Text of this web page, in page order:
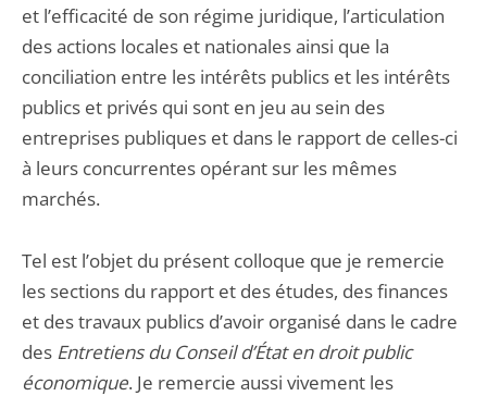
et l’efficacité de son régime juridique, l’articulation
des actions locales et nationales ainsi que la
conciliation entre les intérêts publics et les intérêts
publics et privés qui sont en jeu au sein des
entreprises publiques et dans le rapport de celles-ci
à leurs concurrentes opérant sur les mêmes
marchés.
Tel est l’objet du présent colloque que je remercie
les sections du rapport et des études, des finances
et des travaux publics d’avoir organisé dans le cadre
des Entretiens du Conseil d’État en droit public
économique. Je remercie aussi vivement les